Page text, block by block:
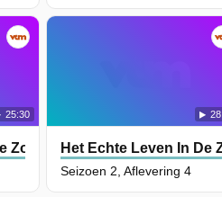
25:30
Zoo NL Het Echte Leven In De
Seizoen 2, Aflevering 4